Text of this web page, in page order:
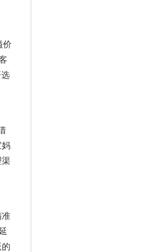
价
妈
渠
准